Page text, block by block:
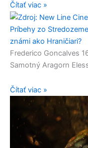
Čítať viac »
Príbehy zo
známi ako Hraničiari?
Frederico Goncalves
Samotný Aragorn
Čítať viac »